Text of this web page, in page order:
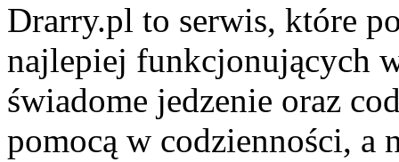
Drarry.pl to serwis, które
najlepiej funkcjonujących
świadome jedzenie oraz
pomocą w codzienności,